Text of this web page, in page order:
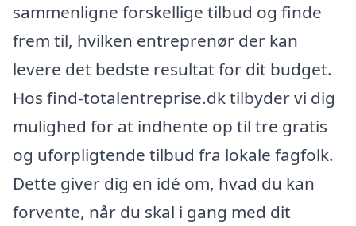
sammenligne forskellige tilbud og finde
frem til, hvilken entreprenør der kan
levere det bedste resultat for dit budget.
Hos find-totalentreprise.dk tilbyder vi dig
mulighed for at indhente op til tre gratis
og uforpligtende tilbud fra lokale fagfolk.
Dette giver dig en idé om, hvad du kan
forvente, når du skal i gang med dit